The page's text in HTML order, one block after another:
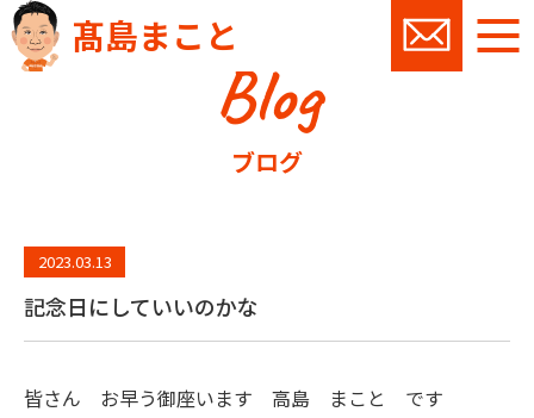
髙島まこと
Blog
ブログ
2023.03.13
記念日にしていいのかな
皆さん お早う御座います 高島 まこと です